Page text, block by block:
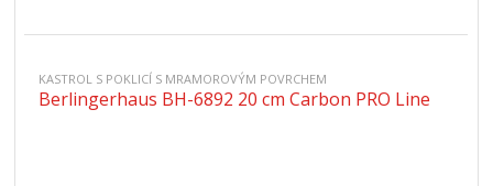
KASTROL S POKLICÍ S MRAMOROVÝM POVRCHEM
Berlingerhaus BH-6892 20 cm Carbon PRO Line